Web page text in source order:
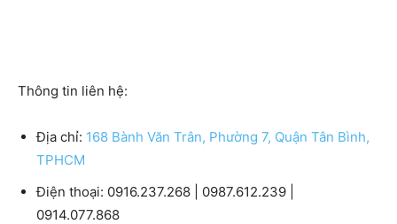
Thông tin liên hệ:
Địa chỉ: 168 Bành Văn Trân, Phường 7, Quận Tân Bình,
TPHCM
Điện thoại: 0916.237.268 | 0987.612.239 |
0914.077.868